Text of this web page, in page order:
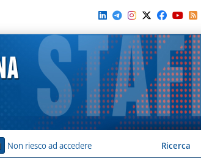
Non riesco ad accedere Ricerca